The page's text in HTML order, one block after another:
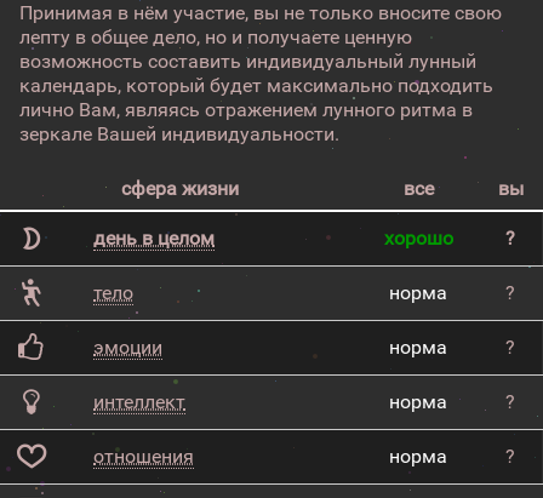
Принимая в нём участие, вы не только вносите свою
лепту в общее дело, но и получаете ценную
возможность составить индивидуальный лунный
календарь, который будет максимально подходить
лично Вам, являясь отражением лунного ритма в
зеркале Вашей индивидуальности.
сфера жизни все вы
день в целом хорошо ?
тело норма ?
эмоции норма ?
интеллект норма ?
отношения норма ?